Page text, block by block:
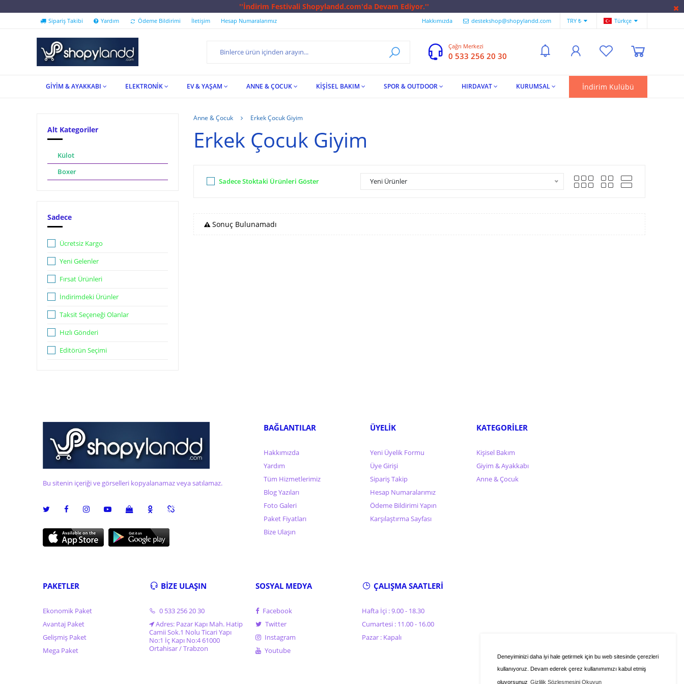
Deneyiminizi daha iyi hale getirmek için bu web sitesinde çerezleri
kullanıyoruz. Devam ederek çerez kullanımımızı kabul etmiş
oluyorsunuz Gizlilik Sözleşmesini Okuyun
''İndirim Festivali Shopylandd.com'da Devam Ediyor.''
Sipariş Takibi Yardım Ödeme Bildirimi İletişim Hesap Numaralarımız Hakkımızda destekshop@shopylandd.com TRY ₺ Türkçe
Çağrı Merkezi
0 533 256 20 30
GİYİM & AYAKKABI ELEKTRONİK EV & YAŞAM ANNE & ÇOCUK KİŞİSEL BAKIM SPOR & OUTDOOR HIRDAVAT KURUMSAL İndirim Kulübü
Alt Kategoriler
Külot
Boxer
Sadece
Ücretsiz Kargo
Yeni Gelenler
Fırsat Ürünleri
İndirimdeki Ürünler
Taksit Seçeneği Olanlar
Hızlı Gönderi
Editörün Seçimi
Anne & Çocuk Erkek Çocuk Giyim
Erkek Çocuk Giyim
Sadece Stoktaki Ürünleri Göster Yeni Ürünler
Sonuç Bulunamadı
Bu sitenin içeriği ve görselleri kopyalanamaz veya satılamaz.
BAĞLANTILAR
Hakkımızda
Yardım
Tüm Hizmetlerimiz
Blog Yazıları
Foto Galeri
Paket Fiyatları
Bize Ulaşın
ÜYELİK
Yeni Üyelik Formu
Üye Girişi
Sipariş Takip
Hesap Numaralarımız
Ödeme Bildirimi Yapın
Karşılaştırma Sayfası
KATEGORİLER
Kişisel Bakım
Giyim & Ayakkabı
Anne & Çocuk
PAKETLER
Ekonomik Paket
Avantaj Paket
Gelişmiş Paket
Mega Paket
BİZE ULAŞIN
0 533 256 20 30
Adres: Pazar Kapı Mah. Hatip
Camii Sok.1 Nolu Ticari Yapı
No:1 İç Kapı No:4 61000
Ortahisar / Trabzon
SOSYAL MEDYA
Facebook
Twitter
Instagram
Youtube
ÇALIŞMA SAATLERİ
Hafta İçi : 9.00 - 18.30
Cumartesi : 11.00 - 16.00
Pazar : Kapalı